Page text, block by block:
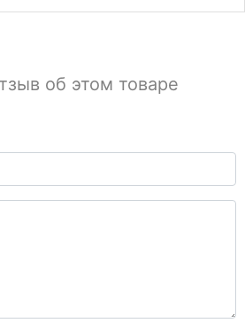
об этом товаре